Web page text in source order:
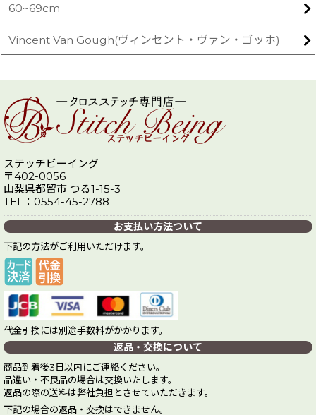
60~69cm
Vincent Van Gough(ヴィンセント・ヴァン・ゴッホ)
ステッチビーイング
〒402-0056
山梨県都留市 つる1-15-3
TEL：0554-45-2788
お支払い方法ついて
下記の方法がご利用いただけます。
代金引換には別途手数料がかかります。
返品・交換について
商品到着後3日以内にご連絡ください。
品違い・不良品の場合は交換いたします。
返品の際の送料は弊社負担とさせていただきます。
下記の場合の返品・交換はできません。